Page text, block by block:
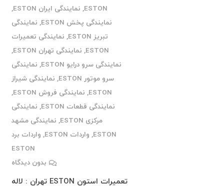
ESTON
, نمایندگی ایران ESTON
,
نمایندگی پخش ESTON
, نمایندگی
تبریز ESTON
, نمایندگی تعمیرات
ESTON
, نمایندگی تهران ESTON
,
نمایندگی سرو درایو ESTON
, نمایندگی
سرو موتور ESTON
, نمایندگی شیراز
ESTON
, نمایندگی فروش ESTON
,
نمایندگی قطعات ESTON
, نمایندگی
مرکزی ESTON
, نمایندگی مشهد
ESTON
, واردات ESTON , واردات برد
ESTON
بدون دیدگاه
تعمیرات استون ESTON تهران : لاله